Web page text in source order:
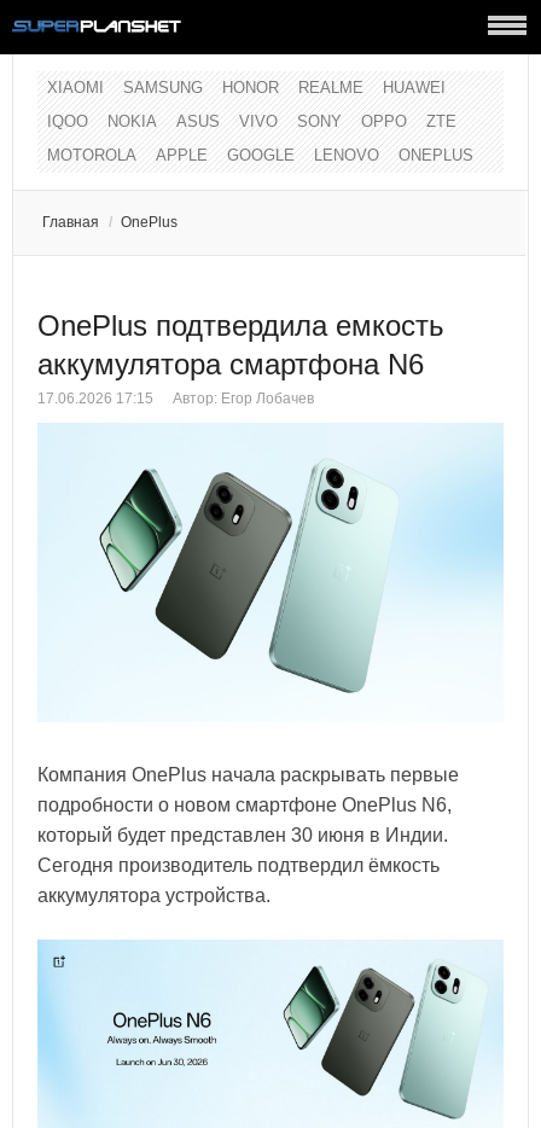
XIAOMI SAMSUNG HONOR REALME
HUAWEI
IQOO
NOKIA ASUS VIVO SONY OPPO
ZTE
MOTOROLA
APPLE GOOGLE LENOVO ONEPLUS
Главная / OnePlus
OnePlus подтвердила емкость
аккумулятора смартфона N6
17.06.2026 17:15 Автор: Егор Лобачев
Компания OnePlus начала раскрывать первые
подробности о новом смартфоне OnePlus N6,
который будет представлен 30 июня в Индии.
Сегодня производитель подтвердил ёмкость
аккумулятора устройства.